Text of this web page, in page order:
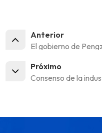
Anterior
El gobierno de
Próximo
Consenso de la